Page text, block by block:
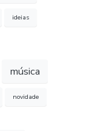
ideias
música
novidade